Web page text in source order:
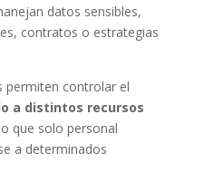
datos sensibles,
contratos o estrategias
permiten controlar el
a distintos recursos
que solo personal
a determinados